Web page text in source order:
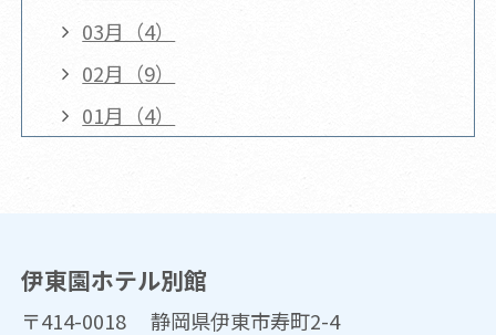
03月（4）
02月（9）
01月（4）
伊東園ホテル別館
〒414-0018 静岡県伊東市寿町2-4